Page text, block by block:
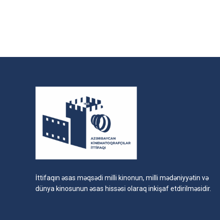
İttifaqın əsas məqsədi milli kinonun, milli mədəniyyətin və
dünya kinosunun əsas hissəsi olaraq inkişaf etdirilməsidir.